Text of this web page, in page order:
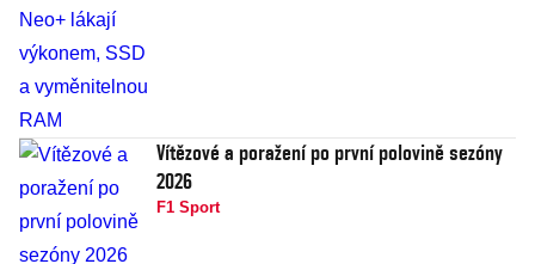
Vítězové a poražení po první polovině sezóny
2026
F1 Sport